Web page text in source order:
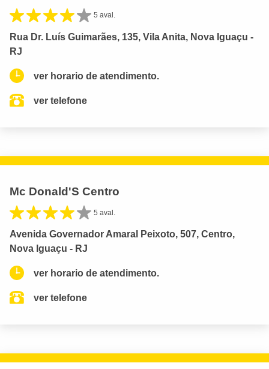
5 aval.
Rua Dr. Luís Guimarães, 135, Vila Anita, Nova Iguaçu -
RJ
ver horario de atendimento.
ver telefone
Mc Donald'S Centro
5 aval.
Avenida Governador Amaral Peixoto, 507, Centro,
Nova Iguaçu - RJ
ver horario de atendimento.
ver telefone